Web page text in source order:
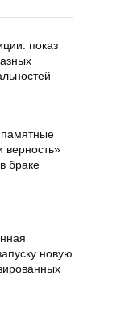
показ
памятные
верность»
браке
новую